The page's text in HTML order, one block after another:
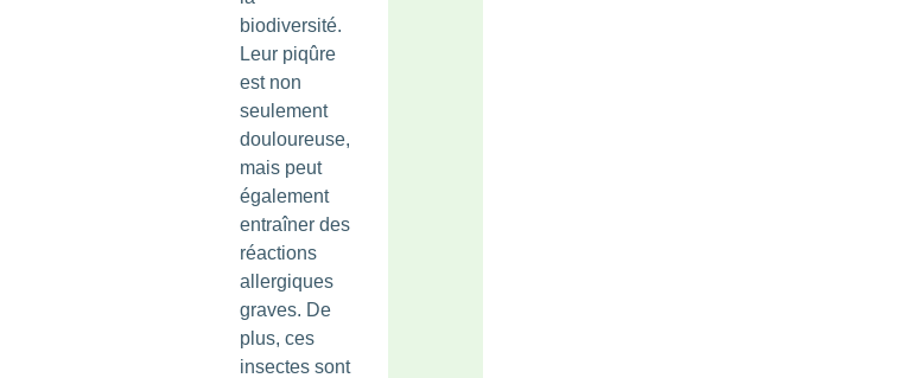
biodiversité.
Leur piqûre
est non
seulement
douloureuse,
mais peut
également
entraîner des
réactions
allergiques
graves. De
plus, ces
insectes sont